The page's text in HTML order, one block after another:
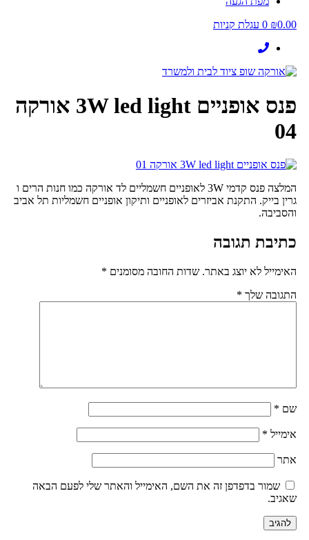
₪0.00
0 עגלת קניות
פנס אופניים 3W led light אורקה
04
המלצה פנס קדמי 3W לאופניים חשמליים לד אורקה כמו חנות הרים ו
גרין בייק. התקנת אביזרים לאופניים ותיקון אופניים חשמליות תל אביב
והסביבה.
כתיבת תגובה
האימייל לא יוצג באתר. שדות החובה מסומנים *
התגובה שלך *
שם *
אימייל *
אתר
שמור בדפדפן זה את השם, האימייל והאתר שלי לפעם הבאה
שאגיב.